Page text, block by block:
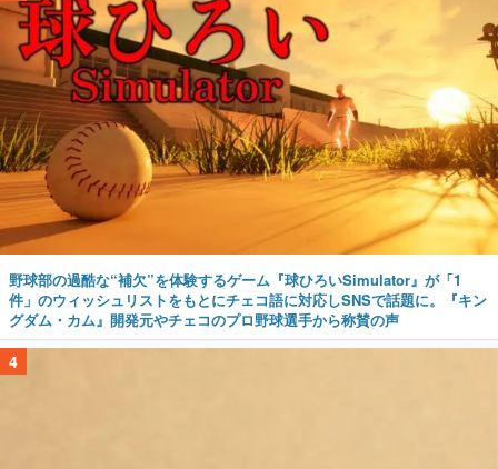
野球部の過酷な“補欠”を体験するゲーム『球ひろいSimulator』が「1
件」のウィッシュリストをもとにチェコ語に対応しSNSで話題に。『キン
グダム・カム』開発元やチェコのプロ野球選手から称賛の声
4